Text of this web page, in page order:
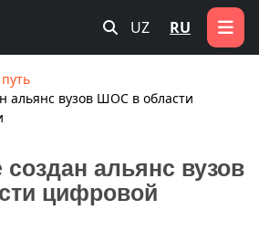
UZ RU
альянс вузов ШОС в области
альянс вузов
цифровой